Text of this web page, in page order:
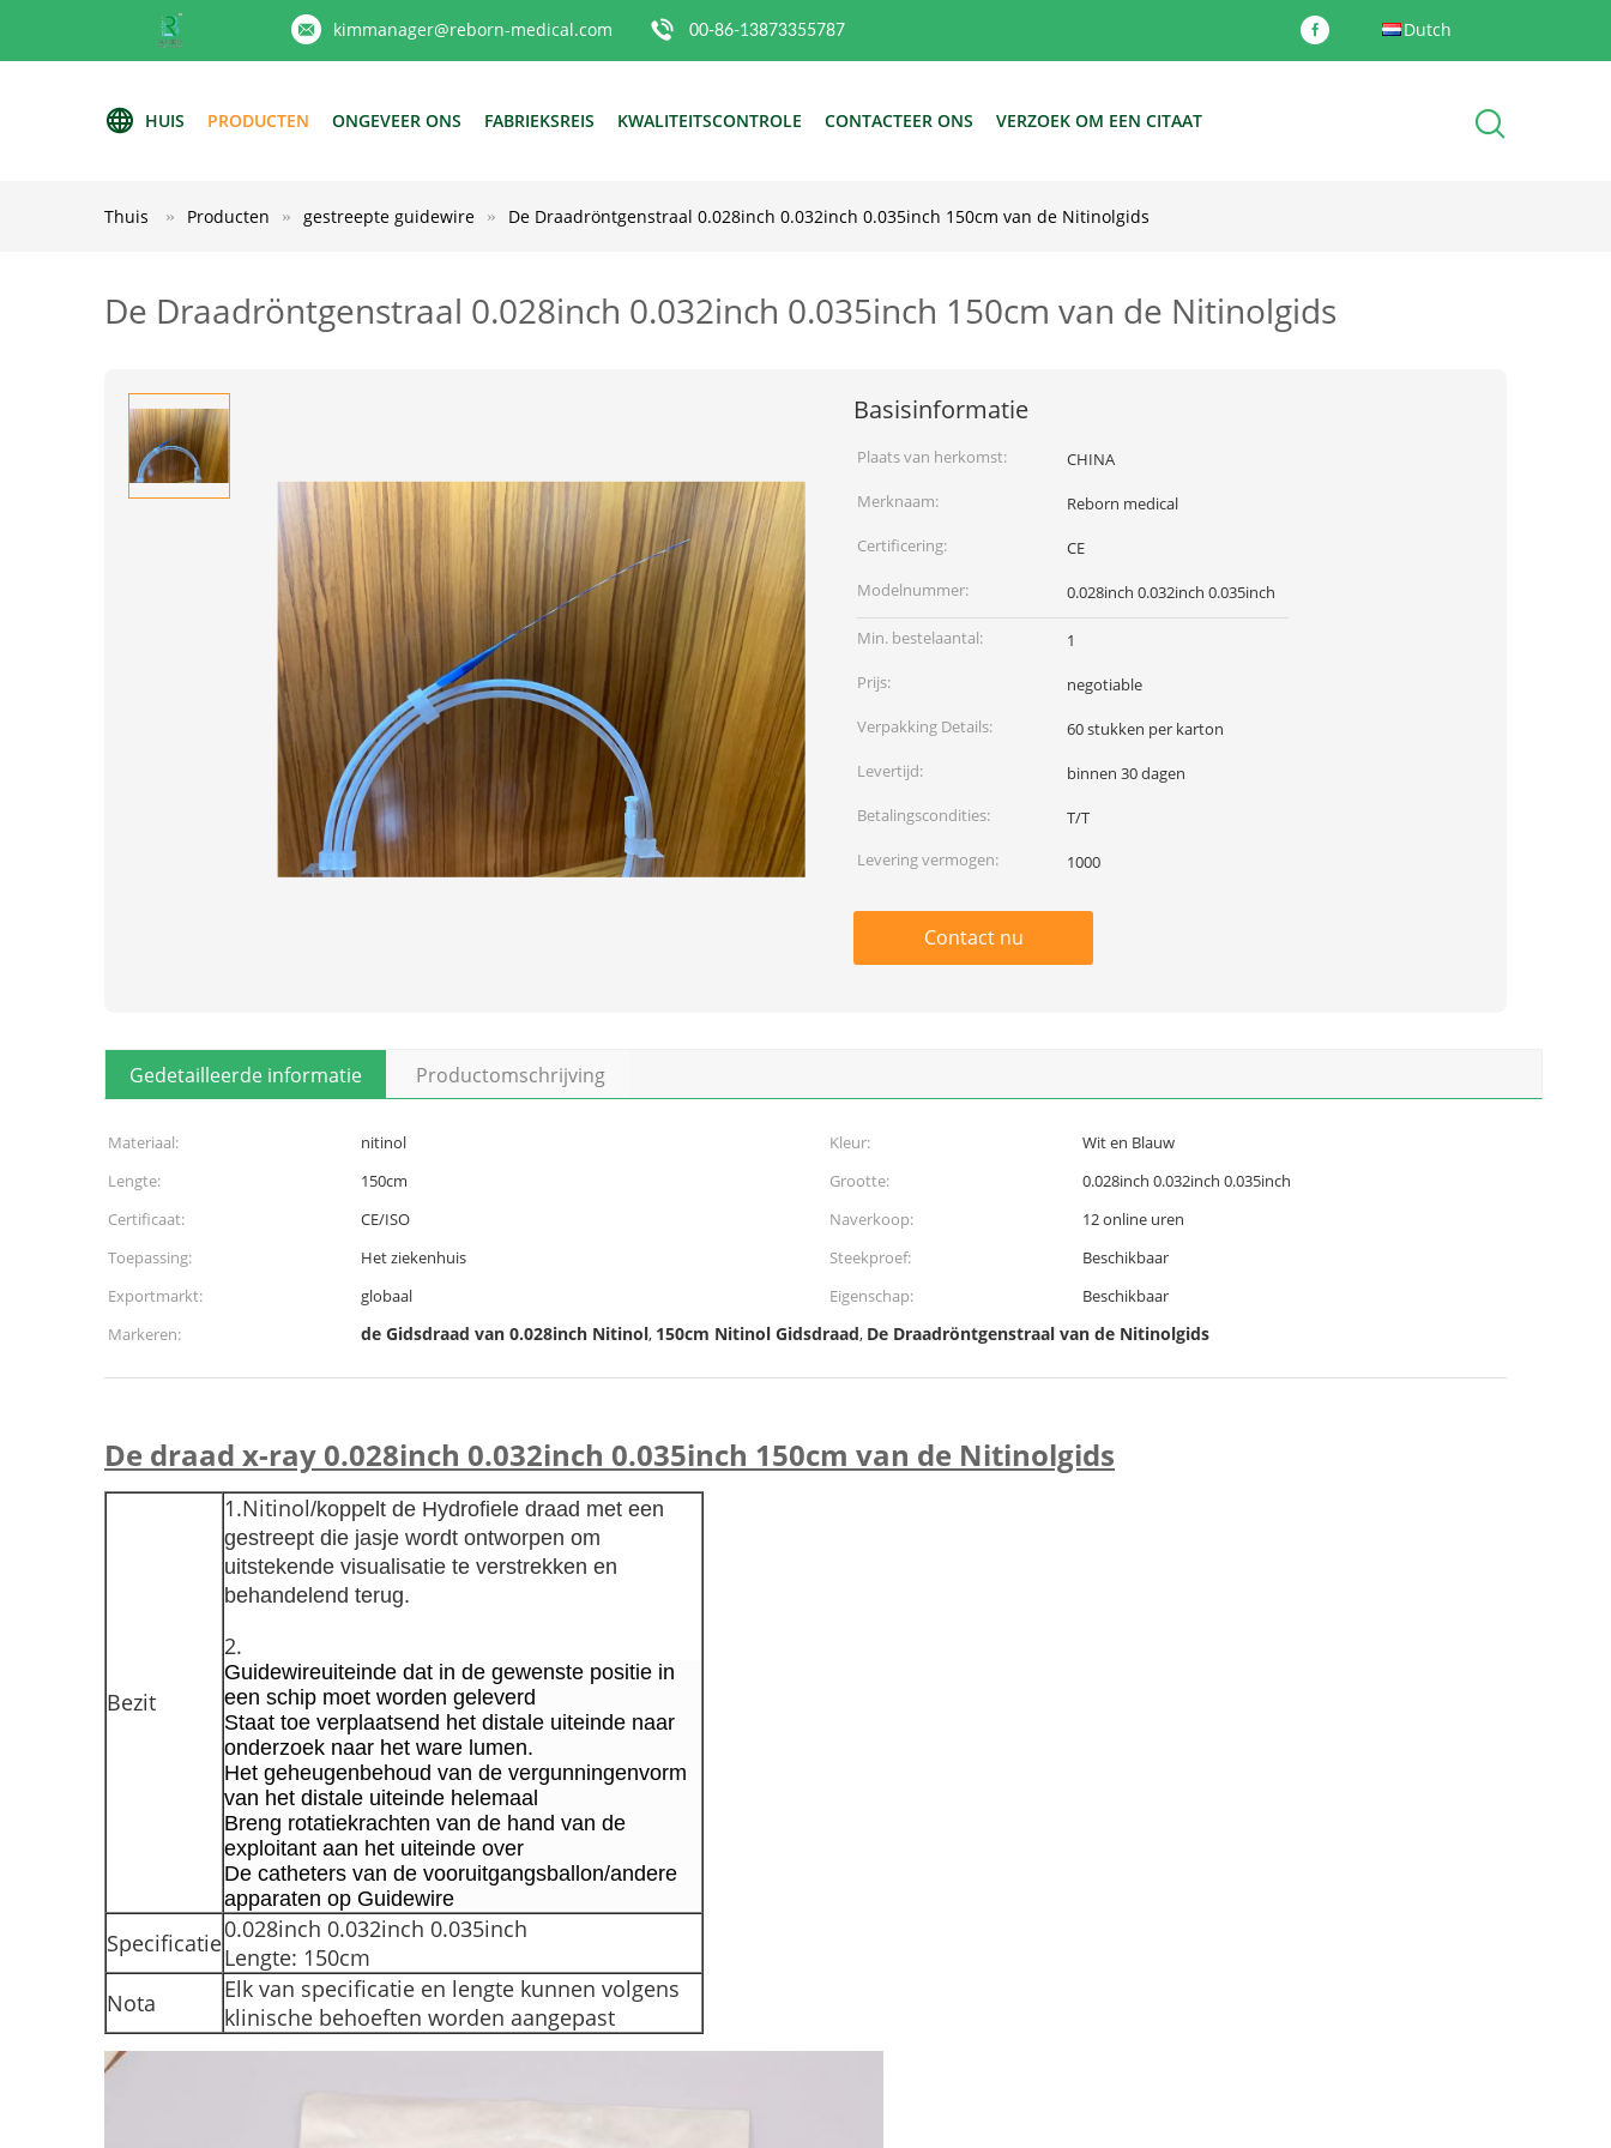
kimmanager@reborn-medical.com 00-86-13873355787 Dutch
HUIS PRODUCTEN ONGEVEER ONS FABRIEKSREIS KWALITEITSCONTROLE CONTACTEER ONS VERZOEK OM EEN CITAAT
Thuis Producten gestreepte guidewire De Draadröntgenstraal 0.028inch 0.032inch 0.035inch 150cm van de Nitinolgids
De Draadröntgenstraal 0.028inch 0.032inch 0.035inch 150cm van de Nitinolgids
Basisinformatie
Plaats van herkomst:
CHINA
Merknaam:
Reborn medical
Certificering:
CE
Modelnummer:
0.028inch 0.032inch 0.035inch
Min. bestelaantal:
1
Prijs:
negotiable
Verpakking Details:
60 stukken per karton
Levertijd:
binnen 30 dagen
Betalingscondities:
T/T
Levering vermogen:
1000
Contact nu
Gedetailleerde informatie Productomschrijving
Materiaal: nitinol Kleur:
Wit en Blauw
Lengte:
150cm Grootte:
0.028inch 0.032inch 0.035inch
Certificaat:
CE/ISO Naverkoop:
12 online uren
Toepassing:
Het ziekenhuis Steekproef:
Beschikbaar
Exportmarkt:
globaal Eigenschap:
Beschikbaar
Markeren:
de Gidsdraad van 0.028inch Nitinol, 150cm Nitinol Gidsdraad, De Draadröntgenstraal van de Nitinolgids
De draad x-ray 0.028inch 0.032inch 0.035inch 150cm van de Nitinolgids
Bezit
1.Nitinol/koppelt de Hydrofiele draad met een
gestreept die jasje wordt ontworpen om
uitstekende visualisatie te verstrekken en
behandelend terug.
2.
Guidewireuiteinde dat in de gewenste positie in
een schip moet worden geleverd
Staat toe verplaatsend het distale uiteinde naar
onderzoek naar het ware lumen.
Het geheugenbehoud van de vergunningenvorm
van het distale uiteinde helemaal
Breng rotatiekrachten van de hand van de
exploitant aan het uiteinde over
De catheters van de vooruitgangsballon/andere
apparaten op Guidewire
Specificatie0.028inch 0.032inch 0.035inch
Lengte: 150cm
Nota
Elk van specificatie en lengte kunnen volgens
klinische behoeften worden aangepast